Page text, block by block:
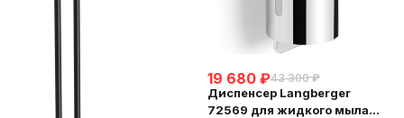
19 680 ₽43 300 ₽
Диспенсер Langberger
72569 для жидкого мыла